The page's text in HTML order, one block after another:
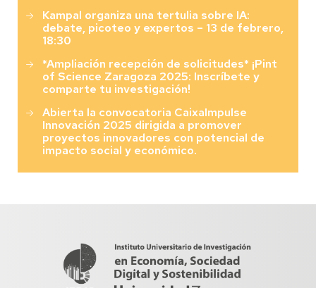
Kampal organiza una tertulia sobre IA:
debate, picoteo y expertos – 13 de febrero,
18:30
*Ampliación recepción de solicitudes* ¡Pint
of Science Zaragoza 2025: Inscríbete y
comparte tu investigación!
Abierta la convocatoria CaixaImpulse
Innovación 2025 dirigida a promover
proyectos innovadores con potencial de
impacto social y económico.